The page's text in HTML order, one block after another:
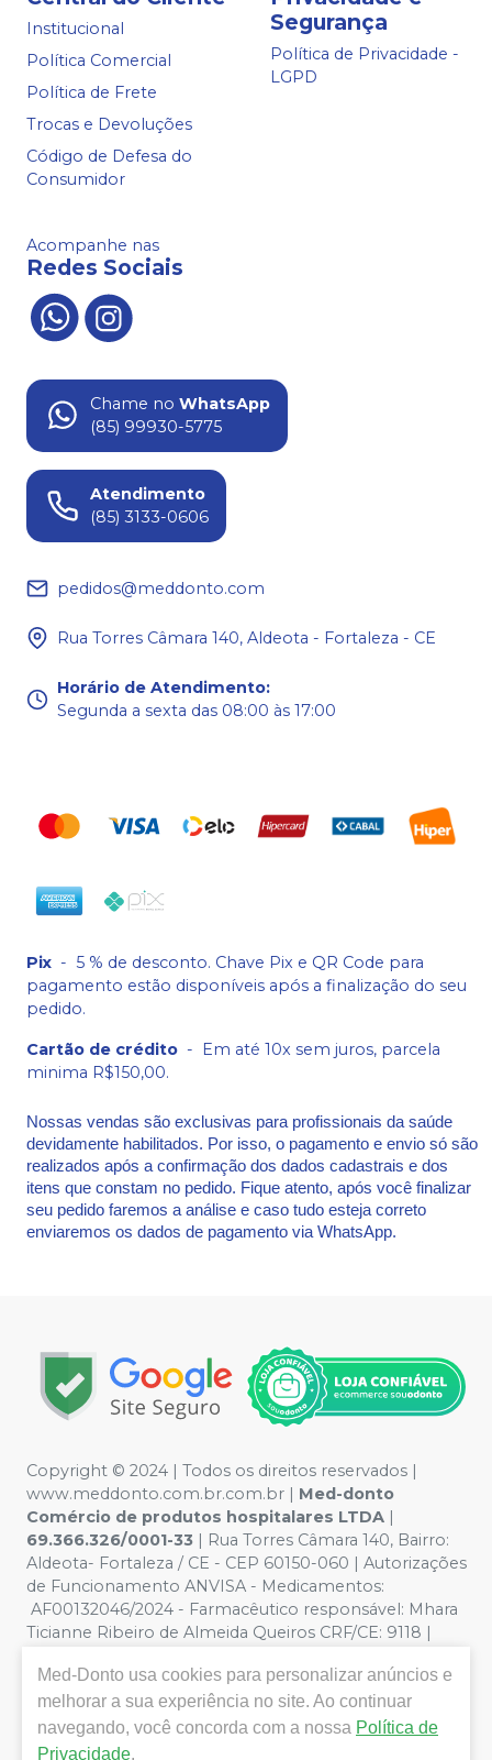
Institucional
Política Comercial
Política de Frete
Trocas e Devoluções
Código de Defesa do
Consumidor
Segurança
Política de Privacidade -
LGPD
Acompanhe nas
Redes Sociais
Chame no WhatsApp
(85) 99930-5775
Atendimento
(85) 3133-0606
pedidos@meddonto.com
Rua Torres Câmara 140, Aldeota - Fortaleza - CE
Horário de Atendimento:
Segunda a sexta das 08:00 às 17:00
Pix - 5 % de desconto. Chave Pix e QR Code para
pagamento estão disponíveis após a finalização do seu
pedido.
Cartão de crédito - Em até 10x sem juros, parcela
minima R$150,00.
Nossas vendas são exclusivas para profissionais da saúde
devidamente habilitados. Por isso, o pagamento e envio só são
realizados após a confirmação dos dados cadastrais e dos
itens que constam no pedido. Fique atento, após você finalizar
seu pedido faremos a análise e caso tudo esteja correto
enviaremos os dados de pagamento via WhatsApp.
Copyright © 2024 | Todos os direitos reservados |
www.meddonto.com.br.com.br | Med-donto
Comércio de produtos hospitalares LTDA |
69.366.326/0001-33 | Rua Torres Câmara 140, Bairro:
Aldeota- Fortaleza / CE - CEP 60150-060 | Autorizações
de Funcionamento ANVISA - Medicamentos:
AF00132046/2024 - Farmacêutico responsável: Mhara
Ticianne Ribeiro de Almeida Queiros CRF/CE: 9118 |
ilustrativas - Os preços e condições da loja virtual estão
sujeitos a alterações. Em caso de divergência de preços
no site, o valor válido é o do Carrinho de Compra. Não
vendemos por atacado, por isso nos reservamos o
Med-Donto usa cookies para personalizar anúncios e
melhorar a sua experiência no site. Ao continuar
navegando, você concorda com a nossa Política de
Privacidade.